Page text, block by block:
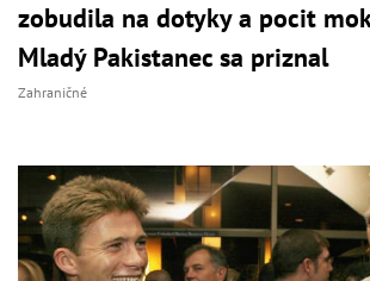
zobudila na dotyky a pocit
Mladý Pakistanec sa priznal
Zahraničné